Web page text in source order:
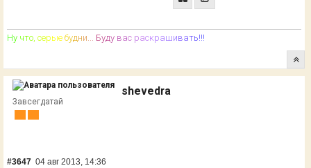
Ну что серые будни Буду вас раскрашивать!!!
shevedra
Завсегдатай
#3647 04 авг 2013, 14:36